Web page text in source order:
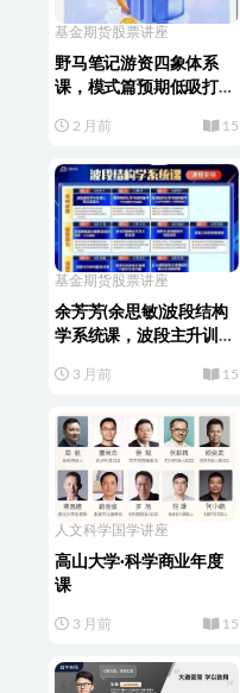
基金期货股票讲座
野马笔记游资四象体系
课，模式篇预期低吸打
期篇
2 月前 15
基金期货股票讲座
余芳芳(余思敏)波段结构
学系统课，波段主升训练
3 月前 15
人文科学 国学讲座
高山大学·科学商业年度
课
3 月前 15